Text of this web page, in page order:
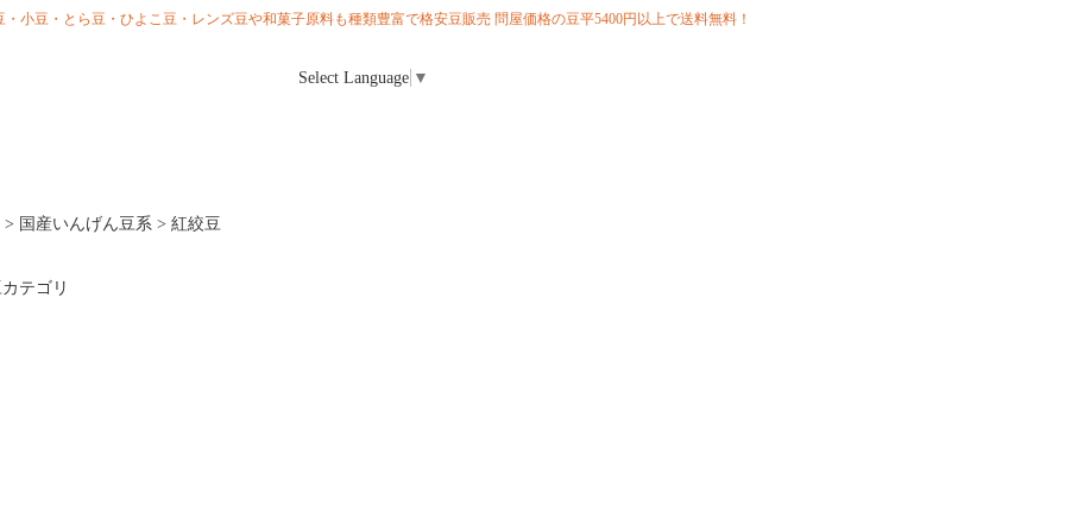
小豆・とら豆・ひよこ豆・レンズ豆や和菓子原料も種類豊富で格安豆販売 問屋価格の豆平5400円以上で送料無料！
Select Language ▼
> 国産いんげん豆系 > 紅絞豆